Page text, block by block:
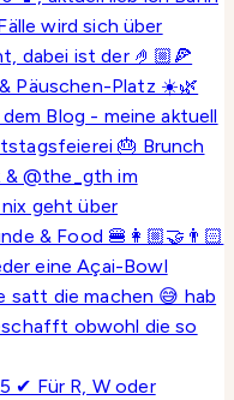
✔ Für R, W oder